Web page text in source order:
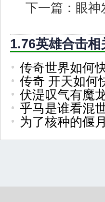
下一篇： 眼神
1.76英雄合击相
传奇世界如何
传奇 开天如何
伏湜叹气有魔
乎马是谁看混
为了核种的偃